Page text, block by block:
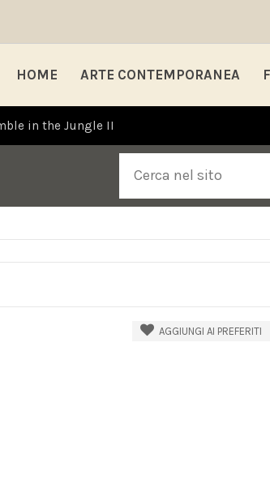
HOME ARTE CONTEMPORANEA
in the Jungle II
AGGIUNGI AI PREFERITI